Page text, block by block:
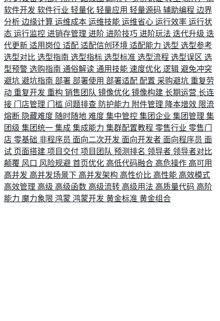
软件开发 软件行业 轻量化 轻量应用 轻量源码 辅助编程 边界
分析 边缘计算 运维成本 运维技能 运维省心 运行效率 运行状
态 运行监控 进销存管理 进阶 进阶技巧 进阶玩法 迭代升级 迭
代更新 适用岗位 适配 适配信创环境 适配能力 选型 选型参考
选型对比 选型指南 选型指标 选型标准 选型流程 选型误区 选
型预警 选购指南 通俗解读 通用技能 速度优化 逻辑 避免冲突
避坑 避坑指南 部署 部署使用 部署适配 配置 采购避坑 重复劳
动 重复开发 重构 销售团队 镜像优化 镜像构建 长期运营 长连
接 门店管理 门槛 问题排查 防护能力 附件管理 降本增效 限流
熔断 隐藏难度 随时随地 难度 集中管控 集团企业 集团管理 集
团级 集团统一 集成 集成能力 集群配置教程 零售行业 零售门
店 零基础 非程序员 面向二次开发 面向开发者 面向程序员 面
试 页面搭建 项目交付 项目团队 预测排名 领导者 领导者对比
颠覆 风口 风险规避 首页优化 高低代码融合 高危操作 高可用
高并发 高并发场景下 高并发架构 高性价比 高性能 高效模式
高效管理 高级 高级函数 高级流转 高级用法 高质量代码 高阶
能力 魔力象限 鸿蒙 鸿蒙开发 黄金标准 黄金组合